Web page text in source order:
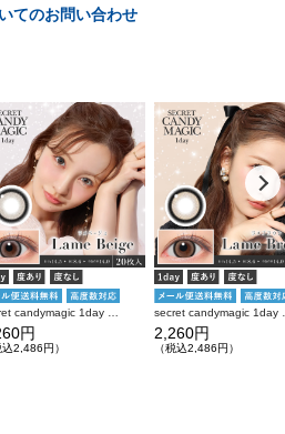
てのお問い合わせ
secret candymagic 1day ラメベージュ 20枚入り シークレットキャンディーマジック カラコン
円
込2,486円）
secret
2,260円
（税込2,486円）